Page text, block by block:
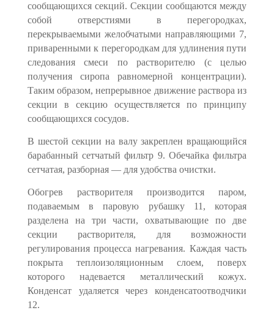
сообщающихся секций. Секции сообщаются между
собой отверстиями в перегородках,
перекрываемыми же­лобчатыми направляющими 7,
приваренными к перегородкам для удли­нения пути
следования смеси по растворителю (с целью
получения сиропа равномерной концентрации).
Таким образом, непрерывное движение раствора из
секции в секцию осуществляется по принципу
сообщающихся сосу­дов.
В шестой секции на валу закреплен вращающийся
барабанный сетча­тый фильтр 9. Обечайка фильтра
сетчатая, разборная — для удобства очистки.
Обогрев растворителя производится паром,
подаваемым в паровую ру­башку 11, которая
разделена на три части, охватывающие по две
секции растворителя, для возможности
регулирования процесса нагревания. Каж­дая часть
покрыта теплоизоляционным слоем, поверх
которого надевается металлический кожух.
Конденсат удаляется через конденсатоотводчики
12.